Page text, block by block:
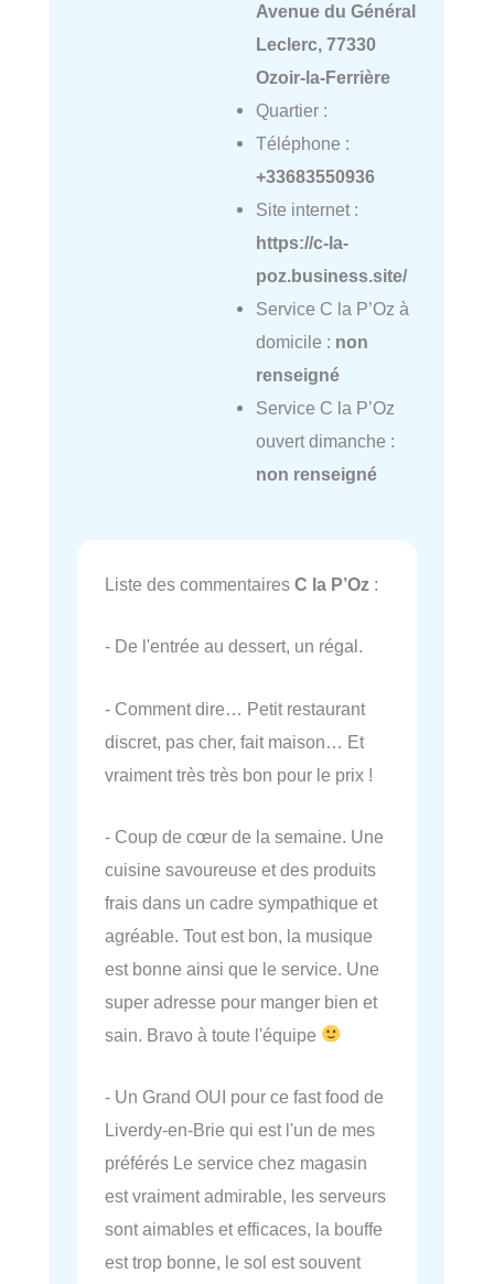
Avenue du Général
Leclerc, 77330
Ozoir-la-Ferrière
Quartier :
Téléphone :
+33683550936
Site internet :
https://c-la-
poz.business.site/
Service C la P’Oz à
domicile : non
renseigné
Service C la P’Oz
ouvert dimanche :
non renseigné
Liste des commentaires C la P’Oz :
- De l'entrée au dessert, un régal.
- Comment dire… Petit restaurant
discret, pas cher, fait maison… Et
vraiment très très bon pour le prix !
- Coup de cœur de la semaine. Une
cuisine savoureuse et des produits
frais dans un cadre sympathique et
agréable. Tout est bon, la musique
est bonne ainsi que le service. Une
super adresse pour manger bien et
sain. Bravo à toute l'équipe
- Un Grand OUI pour ce fast food de
Liverdy-en-Brie qui est l'un de mes
préférés Le service chez magasin
est vraiment admirable, les serveurs
sont aimables et efficaces, la bouffe
est trop bonne, le sol est souvent